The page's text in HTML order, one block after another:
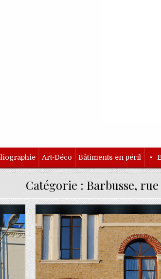
Art-Déco Bâtiments en péril
Catégorie : Barbusse,
Posted in